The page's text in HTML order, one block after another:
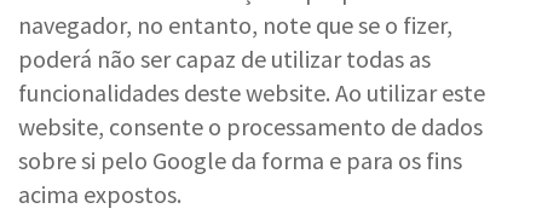
navegador, no entanto, note que se o fizer,
poderá não ser capaz de utilizar todas as
funcionalidades deste website. Ao utilizar este
website, consente o processamento de dados
sobre si pelo Google da forma e para os fins
acima expostos.